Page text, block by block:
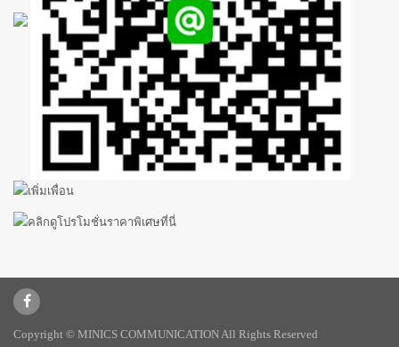
Copyright © MINICS COMMUNICATION All Rights Reserved